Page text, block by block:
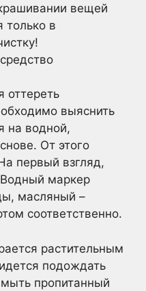
вещей
только в
оттереть
выяснить
на водной,
От этого
первый взгляд,
Водный маркер
масляный –
соответственно.
растительным
подождать
пропитанный